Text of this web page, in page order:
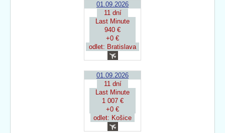
01.09.2026
11 dní
Last Minute
940 €
+0 €
odlet: Bratislava
01.09.2026
11 dní
Last Minute
1 007 €
+0 €
odlet: Košice